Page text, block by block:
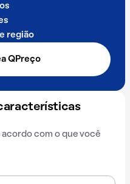
região
QPreço
acordo com o que você